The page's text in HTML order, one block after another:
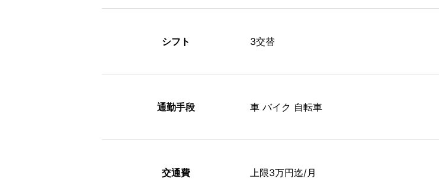
シフト 3交替
通勤手段 車 バイク 自転車
交通費 上限3万円迄/月